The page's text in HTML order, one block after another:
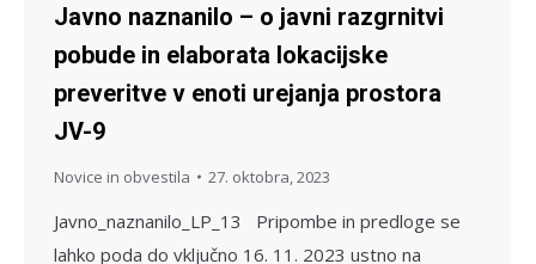
Javno naznanilo – o javni razgrnitvi
pobude in elaborata lokacijske
preveritve v enoti urejanja prostora
JV-9
Novice in obvestila 27. oktobra, 2023
Javno_naznanilo_LP_13 Pripombe in predloge se
lahko poda do vključno 16. 11. 2023 ustno na